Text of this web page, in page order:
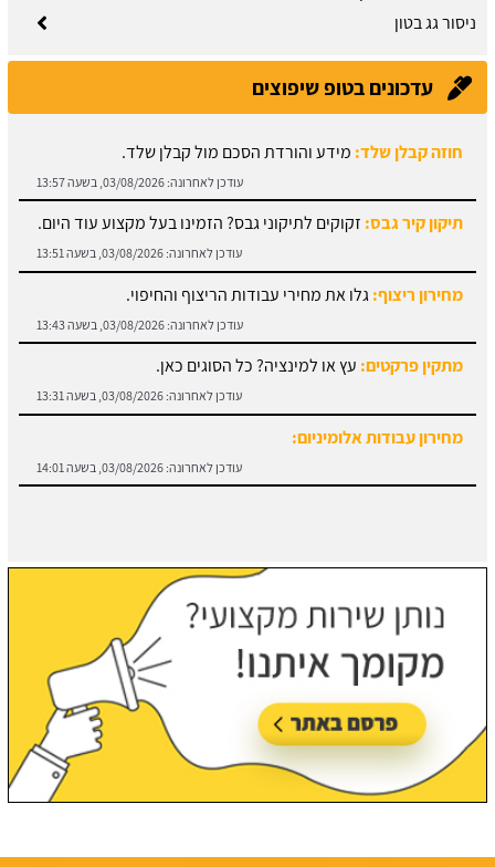
ניסור גג בטון
עדכונים בטופ שיפוצים
חוזה קבלן שלד:מידע והורדת הסכם מול קבלן שלד.
עודכן לאחרונה:03/08/2026, בשעה 13:57
זקוקים לתיקוני גבס? הזמינו בעל מקצוע עוד היום.
עודכן לאחרונה: 03/08/2026, בשעה 13:51
גלו את מחירי עבודות הריצוף והחיפוי.
עץ או למינציה? כל הסוגים כאן.
עודכן לאחרונה: